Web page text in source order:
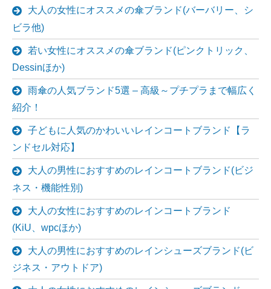
大人の女性にオススメの傘ブランド(バーバリー、シ
ビラ他)
若い女性にオススメの傘ブランド(ピンクトリック、
Dessinほか)
雨傘の人気ブランド5選 – 高級～プチプラまで幅広く
紹介！
子どもに人気のかわいいレインコートブランド【ラ
ンドセル対応】
大人の男性におすすめのレインコートブランド(ビジ
ネス・機能性別)
大人の女性におすすめのレインコートブランド
(KiU、wpcほか)
大人の男性におすすめのレインシューズブランド(ビ
ジネス・アウトドア)